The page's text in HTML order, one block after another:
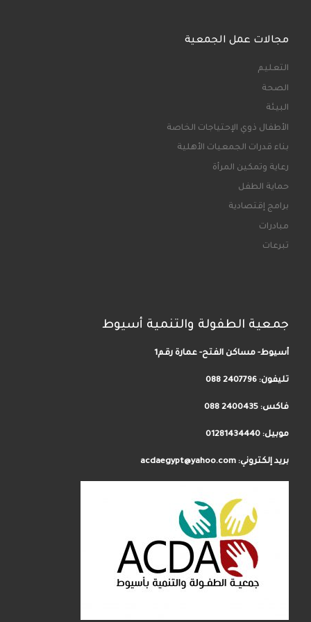
مجالات عمل الجمعية
التعليم
الصحة
البيئة
الأطفال ذوي الإحتياجات الخاصة
بناء قدرات الجمعيات الأهلية
رعاية وتمكين المرأة
حماية الطفل
برامج إقتصادية
مبادرات
تبرعات
جمعية الطفولة والتنمية أسيوط
أسيوط- مساكن الفتح- عمارة رقم1
تليفون: 2407796 088
فاكس: 2400435 088
موبيل: 01281434440
بريد إلكتروني: acdaegypt@yahoo.com